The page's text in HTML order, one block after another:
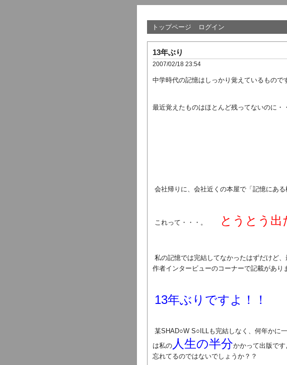
トップページ ログイン
13年ぶり
2007/02/18 23:54
中学時代の記憶はしっかり覚えているもので
最近覚えたものはほとんど残ってないのに・
会社帰りに、会社近くの本屋で「記憶にある
これって・・・。 とうとう出
私の記憶では完結してなかったはずだけど
作者インタービューのコーナーで記載があり
13年ぶりですよ！！
某SHAD○W S○ILLも完結しなく、何年かに
は私の 人生の半分かかって出版で
忘れてるのではないでしょうか？？